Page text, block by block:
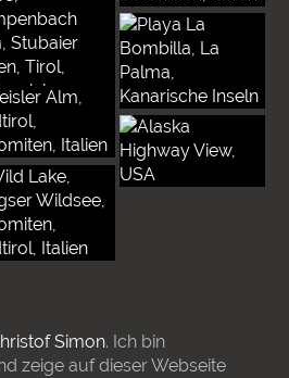
Simon. Ich bin
zeige auf dieser Webseite